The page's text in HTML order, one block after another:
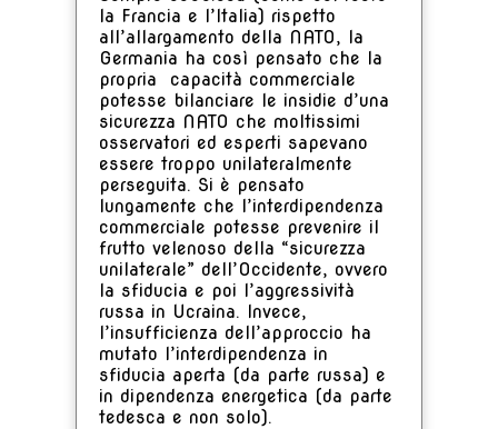
la Francia e l’Italia) rispetto
all’allargamento della NATO, la
Germania ha così pensato che la
propria capacità commerciale
potesse bilanciare le insidie d’una
sicurezza NATO che moltissimi
osservatori ed esperti sapevano
essere troppo unilateralmente
perseguita. Si è pensato
lungamente che l’interdipendenza
commerciale potesse prevenire il
frutto velenoso della “sicurezza
unilaterale” dell’Occidente, ovvero
la sfiducia e poi l’aggressività
russa in Ucraina. Invece,
l’insufficienza dell’approccio ha
mutato l’interdipendenza in
sfiducia aperta (da parte russa) e
in dipendenza energetica (da parte
tedesca e non solo).